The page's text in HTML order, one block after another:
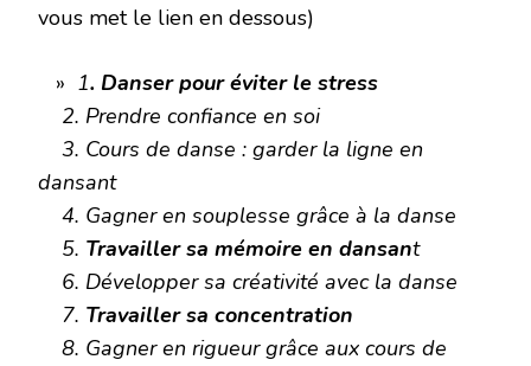
vous met le lien en dessous)
» 1. Danser pour éviter le stress
2. Prendre confiance en soi
3. Cours de danse : garder la ligne en
dansant
4. Gagner en souplesse grâce à la danse
5. Travailler sa mémoire en dansant
6. Développer sa créativité avec la danse
7. Travailler sa concentration
8. Gagner en rigueur grâce aux cours de